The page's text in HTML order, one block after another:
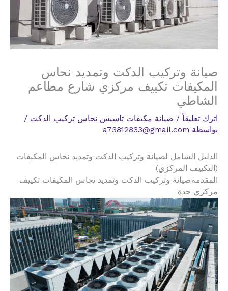
صيانة وتركيب الدكت وتمديد نحاس
المكيفات تكييف مركزي شارع مطاعم
الشاطي
اترك تعليقاً / صيانة مكيفات تاسيس نحاس تركيب الدكت /
بواسطة a73812833@gmail.com
الدليل الشامل لصيانة وتركيب الدكت وتمديد نحاس المكيفات
(التكييف المركزي)
المقدمةصيانة وتركيب الدكت وتمديد نحاس المكيفات تكييف
مركزي جدة